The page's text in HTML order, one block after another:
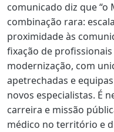
comunicado diz que “o
combinação rara:
proximidade às
fixação de profissionais
modernização, com
apetrechadas e
novos especialistas. É
carreira e missão
médico no território e